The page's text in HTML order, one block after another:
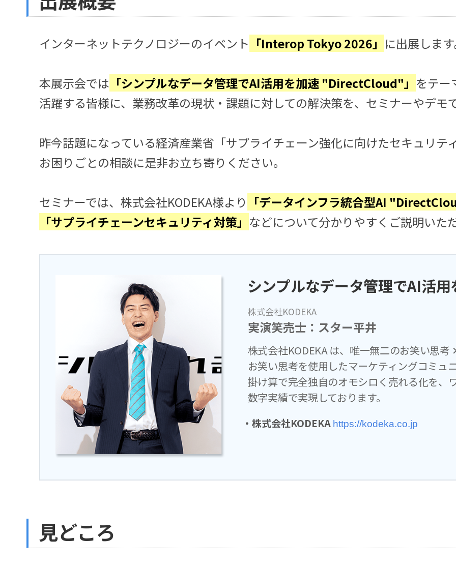
インターネットテクノロジーのイベント 「Interop Tokyo 2026」 に出展します
本展示会では 「シンプルなデータ管理でAI活用を加速 "DirectCloud"」 をテー
活躍する皆様に、業務改革の現状・課題に対しての解決策を、セミナーやデモ
昨今話題になっている経済産業省「サプライチェーン強化に向けたセキュリテ
お困りごとの相談に是非お立ち寄りください。
セミナーでは、株式会社KODEKA様より 「データインフラ統合型AI
「サプライチェーンセキュリティ対策」 などについて分かりやすくご説明いた
シンプルなデータ管理でAI活
株式会社KODEKA
実演笑売士：スター平井
株式会社KODEKA は、唯一無二のお笑い思考
お笑い思考を使用したマーケティングコミュ
掛け算で完全独自のオモシロく売れる化を、
数字実績で実現しております。
・株式会社KODEKA https://kodeka.co.jp
見どころ